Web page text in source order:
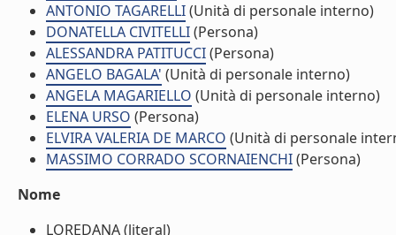
ANTONIO TAGARELLI(Unità di personale interno)
DONATELLA CIVITELLI(Persona)
ALESSANDRA PATITUCCI(Persona)
ANGELO BAGALA' (Unità di personale interno)
ANGELA MAGARIELLO (Unità di personale interno)
ELENA URSO (Persona)
ELVIRA VALERIA DE MARCO (Unità di personale
MASSIMO CORRADO SCORNAIENCHI(Persona)
Nome
LOREDANA (literal)